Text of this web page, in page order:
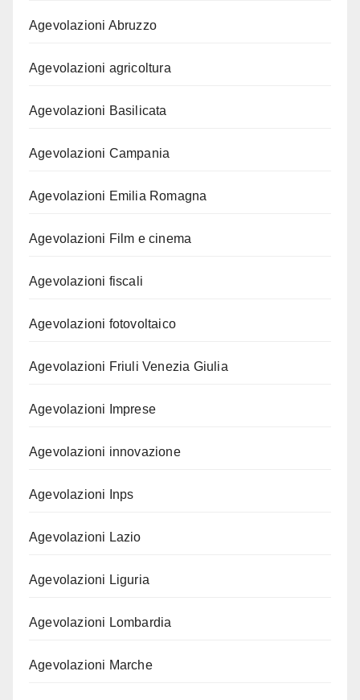
Agevolazioni Abruzzo
Agevolazioni agricoltura
Agevolazioni Basilicata
Agevolazioni Campania
Agevolazioni Emilia Romagna
Agevolazioni Film e cinema
Agevolazioni fiscali
Agevolazioni fotovoltaico
Agevolazioni Friuli Venezia Giulia
Agevolazioni Imprese
Agevolazioni innovazione
Agevolazioni Inps
Agevolazioni Lazio
Agevolazioni Liguria
Agevolazioni Lombardia
Agevolazioni Marche